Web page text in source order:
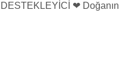
❤ Doğanın